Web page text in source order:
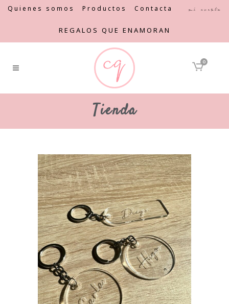
Quienes somos Productos Contacta Mi cuenta
REGALOS QUE ENAMORAN
0
Tienda